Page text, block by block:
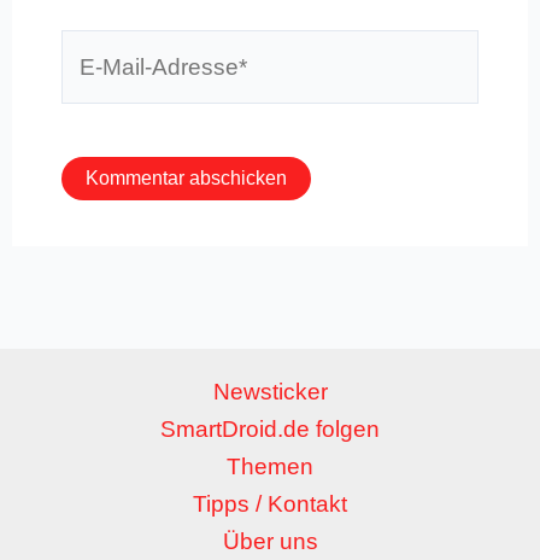
Newsticker
SmartDroid.de folgen
Themen
Tipps / Kontakt
Über uns